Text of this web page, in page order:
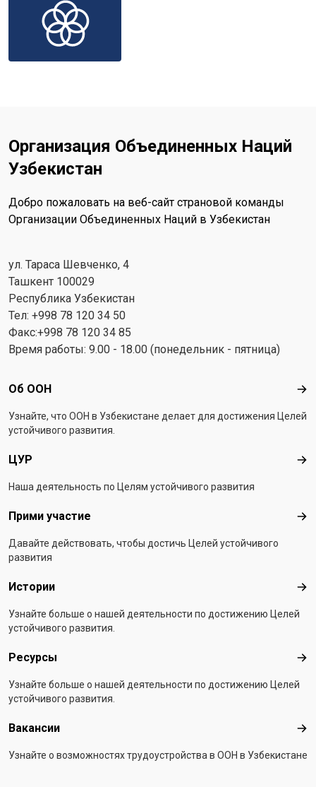
Организация Объединенных Наций
Узбекистан
Добро пожаловать на веб-сайт страновой команды
Организации Объединенных Наций в Узбекистан
ул. Тараса Шевченко, 4
Ташкент 100029
Республика Узбекистан
Тел: +998 78 120 34 50
Факс:+998 78 120 34 85
Время работы: 9.00 - 18.00 (понедельник - пятница)
Footer menu
Об ООН Об
Узнайте, что ООН в Узбекистанe делает для достижения Целей
устойчивого развития.
ЦУР
Наша деятельность по Целям устойчивого развития
Прими участие
Давайте действовать, чтобы достичь Целей устойчивого
развития
Истории
Узнайте больше о нашей деятельности по достижению Целей
устойчивого развития.
Ресурсы
Узнайте больше о нашей деятельности по достижению Целей
устойчивого развития.
Вакансии
Узнайте о возможностях трудоустройства в ООН в Узбекистане